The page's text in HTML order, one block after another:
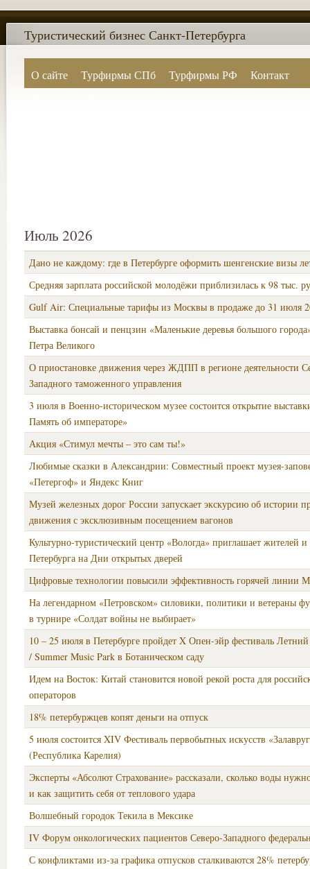
О сайте Турфирмы СПб Турфирмы РФ
Контакт
Туристический бизнес Санкт-Петербурга
Июль 2026
Дано не каждому: где в Петербурге оформить шенгенские визы
Средняя зарплата российской молодёжи приблизилась к 98 тыс.
Gulf Air: Специальные тарифы из Москвы в продаже до 31 июля
Выставка бонсай и пенцзин «Маленькие деревья большого
Петра Великого
О приостановке движения через ЖДПП в регионе деятельности
Западного таможенного управления
3 июля в Военно-историческом музее состоится открытие
Память об императоре»
Акция «Стимул мечты – это сам ты!»
Любимые сказки в Александрии: Совместный проект музея-
«Петергоф» и Яндекс Книг
Музей железных дорог России запускает экскурсию об истории
движения с эксклюзивным посещением вагонов
Культурно-туристический центр «Вологда» приглашает жителей
Петербурга на Дни открытых дверей
Цифровые технологии повысили эффективность горячей линии
На легендарном «Петровском» силовики, политики и ветераны
в турнире «Солдат войны не выбирает»
10 – 25 июля в Петербурге пройдет X Опен-эйр фестиваль
/ Summer Music Park в Ботаническом саду
Идем на Восток: Китай становится новой рекой роста для
операторов
18% петербуржцев копят деньги на отпуск
5 июля состоится XIV Фестиваль первобытных искусств
(Республика Карелия)
Эксперты «Абсолют Страхование» рассказали, сколько воды
и как защитить себя от теплового удара
Волшебный городок Текила в Мексике
IV Форум онкологических пациентов Северо-Западного
С конфликтами из-за графика отпусков сталкиваются 28%